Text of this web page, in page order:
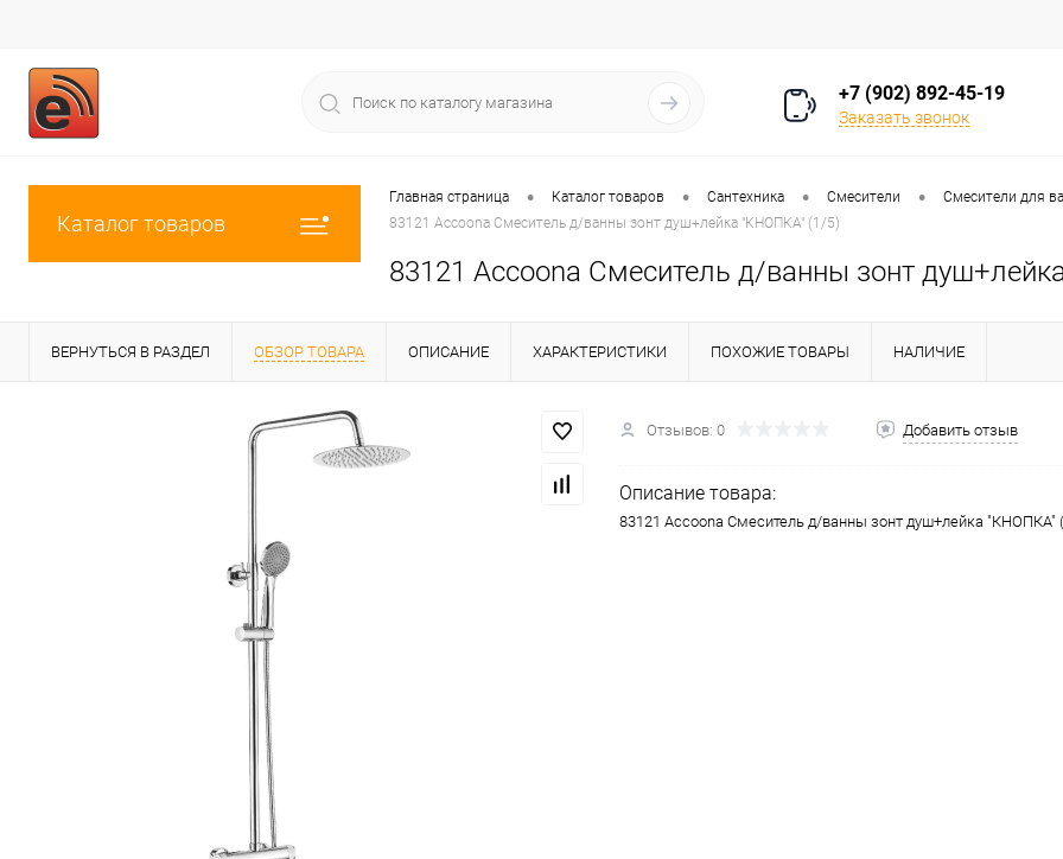
+7 (902) 892-45-19
Заказать звонок
Каталог товаров
Главная страница • Каталог товаров • Сантехника • Смесители • Смесители для
83121 Accoona Смеситель д/ванны зонт душ+лейка "КНОПКА" (1/5)
83121 Accoona Смеситель д/ванны зонт
ВЕРНУТЬСЯ В РАЗДЕЛ ОБЗОР ТОВАРА ОПИСАНИЕ ХАРАКТЕРИСТИКИ ПОХОЖИЕ ТОВАРЫ НАЛИЧИЕ
Отзывов: 0 Добавить отзыв
Описание товара:
83121 Accoona Смеситель д/ванны зонт душ+лейка "КНОПКА"